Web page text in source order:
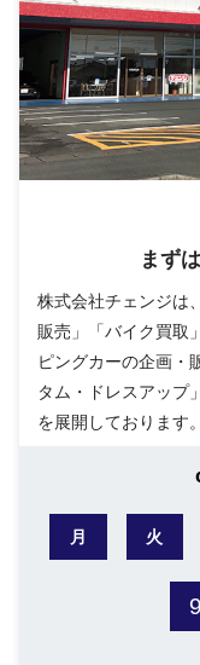
まず
株式会社チェンジは
販売」「バイク買取
ピングカーの企画・
タム・ドレスアップ
を展開しております。
月 火